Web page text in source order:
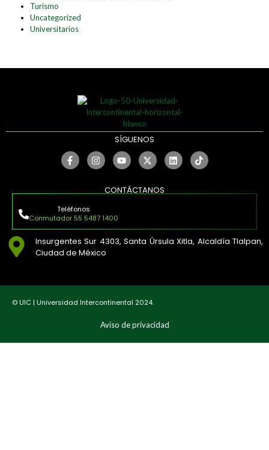
Turismo
Uncategorized
Universitarios
SÍGUENOS
CONTÁCTANOS
Teléfonos
Conmutador 55 5487 1400
Insurgentes Sur 4303, Santa Úrsula Xitla, Alcaldía Tlalpan,
Ciudad de México
© UIC | Universidad Intercontinental 2024.
Aviso de privacidad